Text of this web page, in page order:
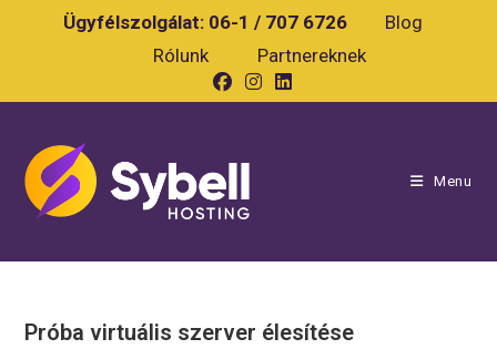
Ügyfélszolgálat: 06-1 / 707 6726
Blog
Rólunk
Partnereknek
Menu
Próba virtuális szerver élesítése